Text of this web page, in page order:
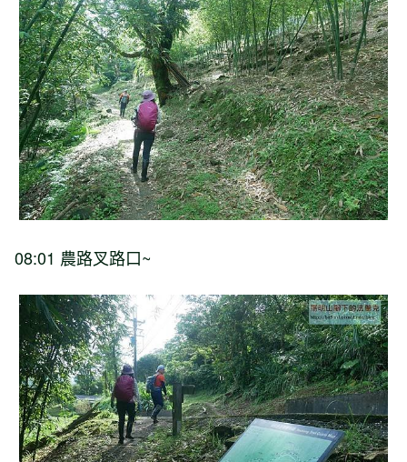
08:01 農路叉路口~